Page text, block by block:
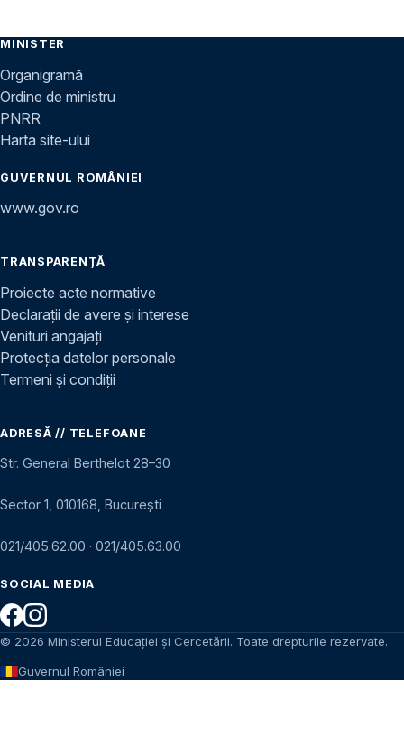
MINISTER
Organigramă
Ordine de ministru
PNRR
Harta site-ului
GUVERNUL ROMÂNIEI
www.gov.ro
TRANSPARENȚĂ
Proiecte acte normative
Declarații de avere și interese
Venituri angajați
Protecția datelor personale
Termeni și condiții
ADRESĂ // TELEFOANE
Str. General Berthelot 28–30
Sector 1, 010168, București
021/405.62.00 · 021/405.63.00
SOCIAL MEDIA
© 2026 Ministerul Educației și Cercetării. Toate drepturile rezervate.
Guvernul României